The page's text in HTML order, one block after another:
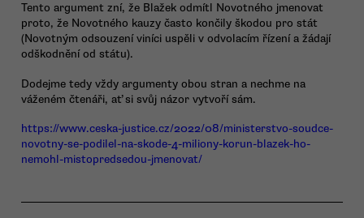
Tento argument zní, že Blažek odmítl Novotného jmenovat
proto, že Novotného kauzy často končily škodou pro stát
(Novotným odsouzení viníci uspěli v odvolacím řízení a žádají
odškodnění od státu).
Dodejme tedy vždy argumenty obou stran a nechme na
váženém čtenáři, ať si svůj názor vytvoří sám.
https://www.ceska-justice.cz/2022/08/ministerstvo-soudce-
novotny-se-podilel-na-skode-4-miliony-korun-blazek-ho-
nemohl-mistopredsedou-jmenovat/